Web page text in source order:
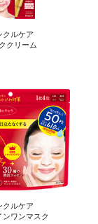
クルケア
クリーム
クルケア
ンワンマスク